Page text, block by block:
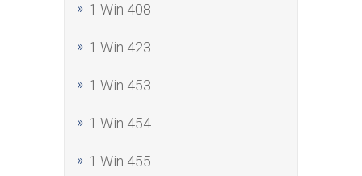
1 Win 408
1 Win 423
1 Win 453
1 Win 454
1 Win 455